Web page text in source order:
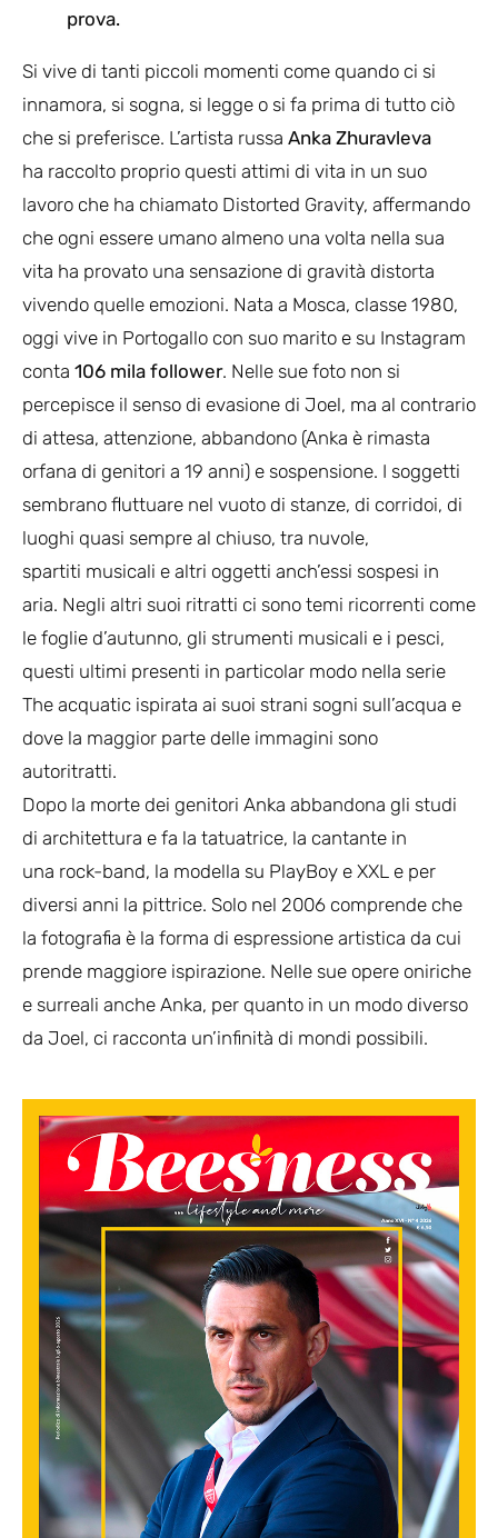
prova.
Si vive di tanti piccoli momenti come quando ci si
innamora, si sogna, si legge o si fa prima di tutto ciò
che si preferisce. L’artista russa Anka Zhuravleva
ha raccolto proprio questi attimi di vita in un suo
lavoro che ha chiamato Distorted Gravity, affermando
che ogni essere umano almeno una volta nella sua
vita ha provato una sensazione di gravità distorta
vivendo quelle emozioni. Nata a Mosca, classe 1980,
oggi vive in Portogallo con suo marito e su Instagram
conta 106 mila follower. Nelle sue foto non si
percepisce il senso di evasione di Joel, ma al contrario
di attesa, attenzione, abbandono (Anka è rimasta
orfana di genitori a 19 anni) e sospensione. I soggetti
sembrano fluttuare nel vuoto di stanze, di corridoi, di
luoghi quasi sempre al chiuso, tra nuvole,
spartiti musicali e altri oggetti anch’essi sospesi in
aria. Negli altri suoi ritratti ci sono temi ricorrenti come
le foglie d’autunno, gli strumenti musicali e i pesci,
questi ultimi presenti in particolar modo nella serie
The acquatic ispirata ai suoi strani sogni sull’acqua e
dove la maggior parte delle immagini sono
autoritratti.
Dopo la morte dei genitori Anka abbandona gli studi
di architettura e fa la tatuatrice, la cantante in
una rock-band, la modella su PlayBoy e XXL e per
diversi anni la pittrice. Solo nel 2006 comprende che
la fotografia è la forma di espressione artistica da cui
prende maggiore ispirazione. Nelle sue opere oniriche
e surreali anche Anka, per quanto in un modo diverso
da Joel, ci racconta un’infinità di mondi possibili.